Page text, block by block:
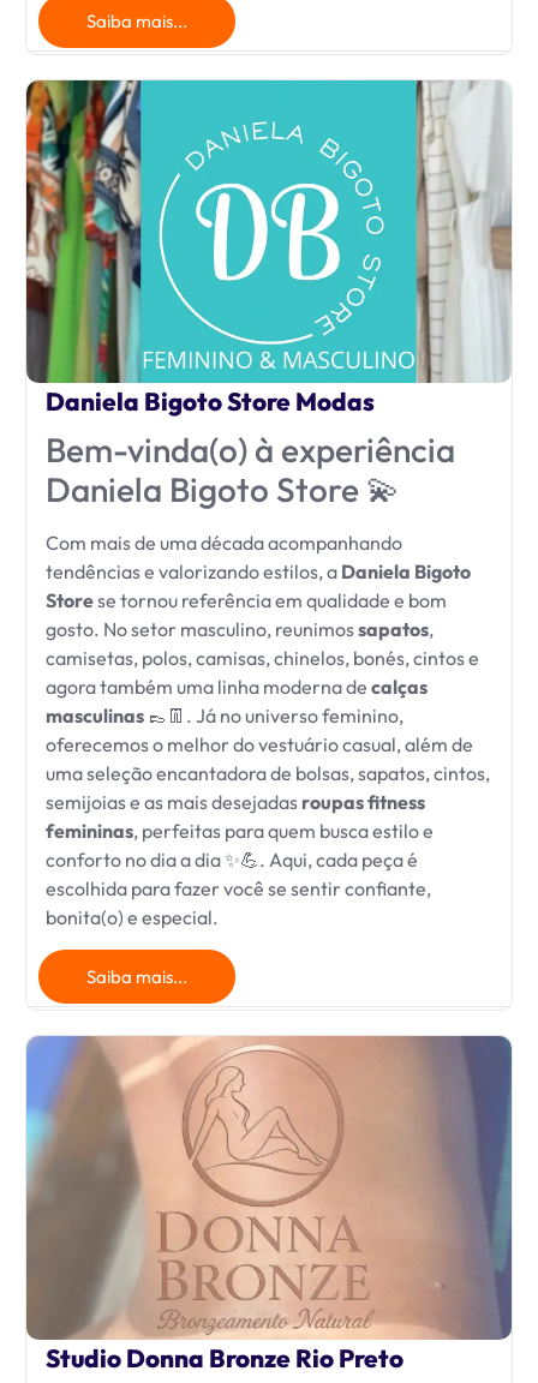
Saiba mais...
Daniela Bigoto Store Modas
Bem-vinda(o) à experiência
Daniela Bigoto Store 💫
Com mais de uma década acompanhando
tendências e valorizando estilos, a Daniela Bigoto
Storese tornou referência em qualidade e bom
gosto. No setor masculino, reunimossapatos,
camisetas, polos, camisas, chinelos, bonés, cintos e
agora também uma linha moderna de calças
masculinas👞👖. Já no universo feminino,
oferecemos o melhor do vestuário casual, além de
uma seleção encantadora de bolsas, sapatos, cintos,
semijoias e as mais desejadas roupas fitness
femininas, perfeitas para quem busca estilo e
conforto no dia a dia ✨💪. Aqui, cada peça é
escolhida para fazer você se sentir confiante,
bonita(o) e especial.
Saiba mais...
Studio Donna Bronze Rio Preto